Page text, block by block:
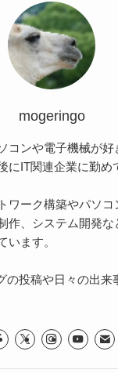
mogeringo
コンや電子機械が好
にIT関連企業に勤め
ワーク構築やパソコ
作、システム開発な
います。
の投稿や日々の出来